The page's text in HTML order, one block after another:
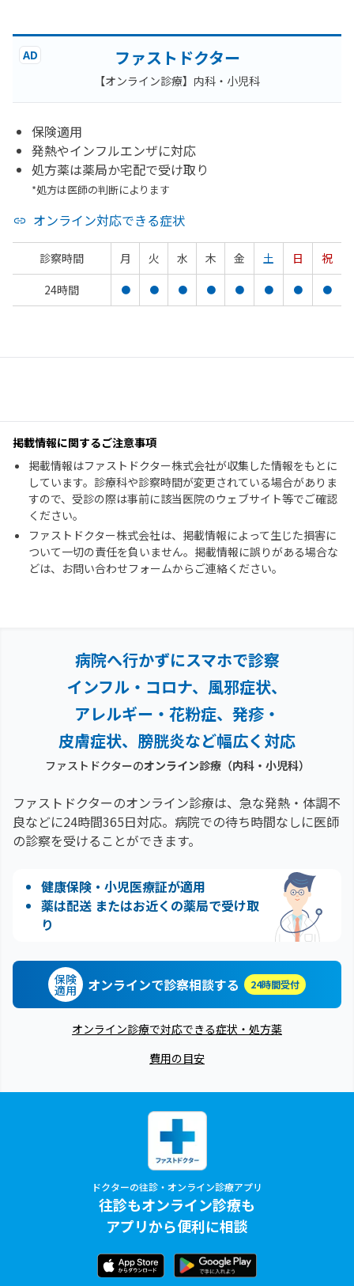
AD ファストドクター
【オンライン診療】内科・小児科
保険適用
発熱やインフルエンザに対応
処方薬は薬局か宅配で受け取り
*処方は医師の判断によります
オンライン対応できる症状
診察時間 月 火 水 木 金 土 日
祝
24時間
● ● ● ● ● ● ● ●
掲載情報に関するご注意事項
掲載情報はファストドクター株式会社が収集した情報をもとに
しています。診療科や診察時間が変更されている場合がありま
すので、受診の際は事前に該当医院のウェブサイト等でご確認
ください。
ファストドクター株式会社は、掲載情報によって生じた損害に
ついて一切の責任を負いません。掲載情報に誤りがある場合な
どは、お問い合わせフォームからご連絡ください。
病院へ行かずにスマホで診察
インフル・コロナ、風邪症状、
アレルギー・花粉症、 発疹・
皮膚症状、膀胱炎など幅広く対応
ファストドクターのオンライン診療（内科・小児科）
ファストドクターのオンライン診療は、急な発熱・体調不
良などに24時間365日対応。 病院での待ち時間なしに医師
の診察を受けることができます。
健康保険・小児医療証が適用
薬は配送 またはお近くの薬局で受け取
り
保険
適用 オンラインで診察相談する 24時間受付
オンライン診療で対応できる症状・処方薬
費用の目安
ドクターの往診・オンライン診療アプリ
往診もオンライン診療も
アプリから便利に相談